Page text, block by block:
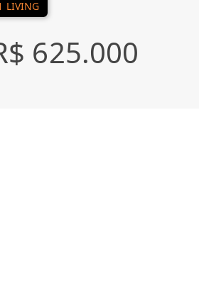
LIVING
625.000